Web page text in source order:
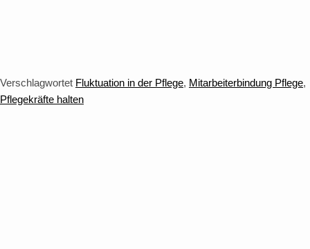
Verschlagwortet Fluktuation in der Pflege, Mitarbeiterbindung Pflege,
Pflegekräfte halten